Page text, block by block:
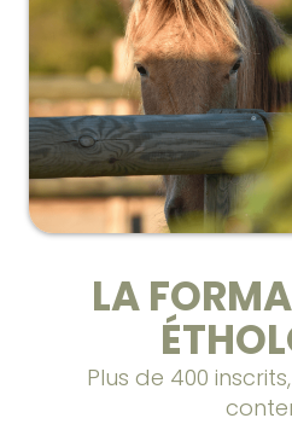
LA
Plus de 400